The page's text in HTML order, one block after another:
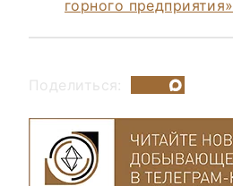
горного предприятия»
Поделиться: